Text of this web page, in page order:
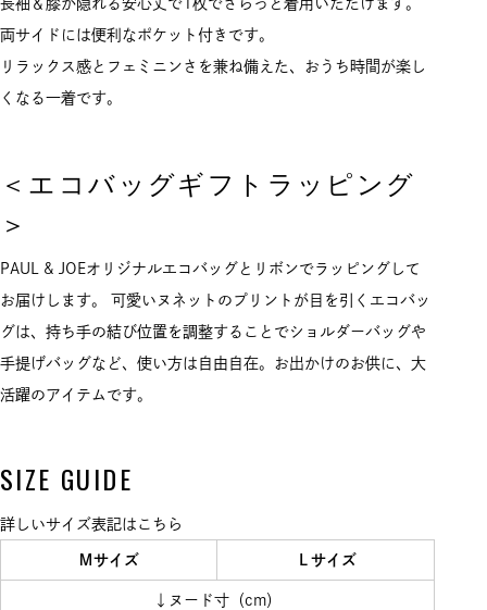
長袖＆膝が隠れる安心丈で1枚でさらっと着用いただけます。
両サイドには便利なポケット付きです。
リラックス感とフェミニンさを兼ね備えた、おうち時間が楽し
くなる一着です。
＜エコバッグギフトラッピング
＞
PAUL & JOEオリジナルエコバッグとリボンでラッピングして
お届けします。 可愛いヌネットのプリントが目を引くエコバッ
グは、持ち手の結び位置を調整することでショルダーバッグや
手提げバッグなど、使い方は自由自在。お出かけのお供に、大
活躍のアイテムです。
SIZE GUIDE
詳しいサイズ表記はこちら
Ｍサイズ Ｌサイズ
↓ヌード寸（cm）